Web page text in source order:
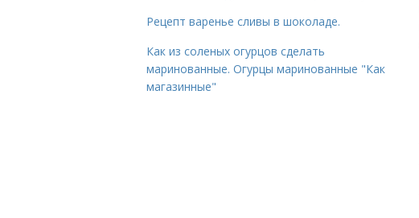
Рецепт варенье сливы в шоколаде.
Как из соленых огурцов сделать
маринованные. Огурцы маринованные "Как
магазинные"